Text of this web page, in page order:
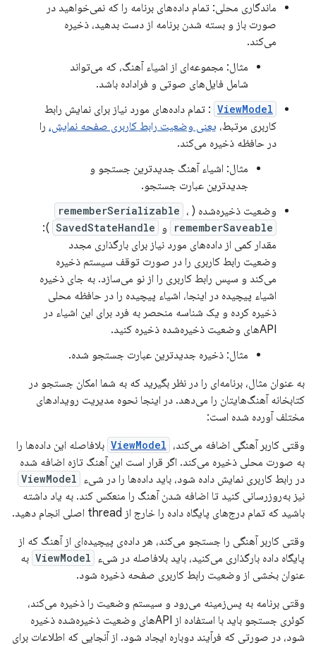
ماندگاری محلی: تمام داده‌های برنامه را که نمی‌خواهید در
صورت باز و بسته شدن برنامه از دست بدهید، ذخیره
می‌کند.
مثال: مجموعه‌ای از اشیاء آهنگ، که می‌تواند
شامل فایل‌های صوتی و فراداده باشد.
ViewModel : تمام داده‌های مورد نیاز برای نمایش رابط
کاربری مرتبط، یعنی وضعیت رابط کاربری صفحه نمایش، را
در حافظه ذخیره می‌کند.
مثال: اشیاء آهنگ جدیدترین جستجو و
جدیدترین عبارت جستجو.
وضعیت ذخیره‌شده (
rememberSerializable ،
rememberSaveable و SavedStateHandle
):
مقدار کمی از داده‌های مورد نیاز برای بارگذاری مجدد
وضعیت رابط کاربری را در صورت توقف سیستم ذخیره
می‌کند و سپس رابط کاربری را از نو می‌سازد. به جای ذخیره
اشیاء پیچیده در اینجا، اشیاء پیچیده را در حافظه محلی
ذخیره کرده و یک شناسه منحصر به فرد برای این اشیاء در
APIهای وضعیت ذخیره‌شده ذخیره کنید.
مثال: ذخیره جدیدترین عبارت جستجو شده.
به عنوان مثال، برنامه‌ای را در نظر بگیرید که به شما امکان جستجو در
کتابخانه آهنگ‌هایتان را می‌دهد. در اینجا نحوه مدیریت رویدادهای
مختلف آورده شده است:
وقتی کاربر آهنگی اضافه می‌کند، ViewModel بلافاصله این داده‌ها را
به صورت محلی ذخیره می‌کند. اگر قرار است این آهنگ تازه اضافه شده
در رابط کاربری نمایش داده شود، باید داده‌ها را در شیء ViewModel
نیز به‌روزرسانی کنید تا اضافه شدن آهنگ را منعکس کند. به یاد داشته
باشید که تمام درج‌های پایگاه داده را خارج از thread اصلی انجام دهید.
وقتی کاربر آهنگی را جستجو می‌کند، هر داده‌ی پیچیده‌ای از آهنگ که از
پایگاه داده بارگذاری می‌کنید، باید بلافاصله در شیء ViewModel به
عنوان بخشی از وضعیت رابط کاربری صفحه ذخیره شود.
وقتی برنامه به پس‌زمینه می‌رود و سیستم وضعیت را ذخیره می‌کند،
کوئری جستجو باید با استفاده از APIهای وضعیت ذخیره‌شده ذخیره
شود، در صورتی که فرآیند دوباره ایجاد شود. از آنجایی که اطلاعات برای